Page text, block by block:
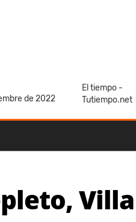
de 2022
El tiempo -
Tutiempo.net